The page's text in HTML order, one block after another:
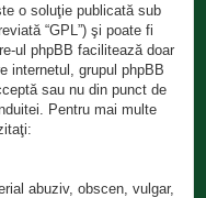
o soluţie publicată sub
“GPL”) şi poate fi
ul phpBB facilitează doar
internetul, grupul phpBB
sau nu din punct de
Pentru mai multe
abuziv, obscen, vulgar,